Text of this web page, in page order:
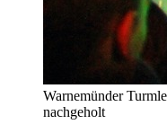
Warnemünder
nachgeholt